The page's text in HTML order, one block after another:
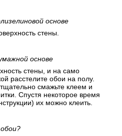
основе
стены.
основе
стены, и на само
расстелите обои на полу.
смажьте клеем и
Спустя некоторое время
их можно клеить.